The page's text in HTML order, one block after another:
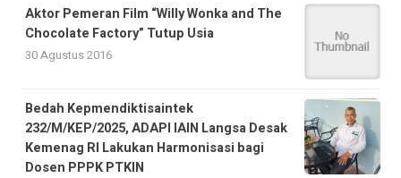
Aktor Pemeran Film “Willy Wonka and The
Chocolate Factory” Tutup Usia
30 Agustus 2016
Bedah Kepmendiktisaintek
232/M/KEP/2025, ADAPI IAIN Langsa Desak
Kemenag RI Lakukan Harmonisasi bagi
Dosen PPPK PTKIN